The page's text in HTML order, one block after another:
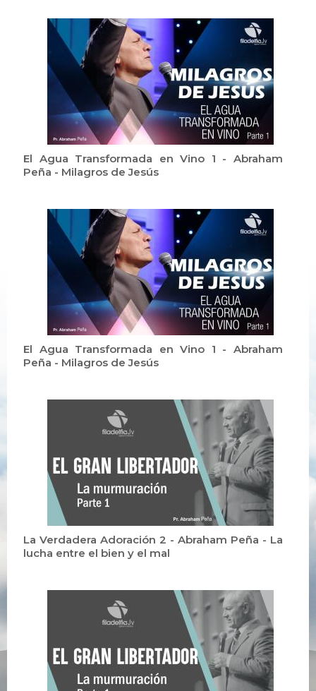
El Agua Transformada en Vino 1 - Abraham
Peña - Milagros de Jesús
El Agua Transformada en Vino 1 - Abraham
Peña - Milagros de Jesús
La Verdadera Adoración 2 - Abraham Peña - La
lucha entre el bien y el mal